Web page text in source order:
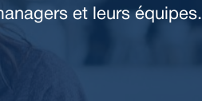
et leurs équipes.